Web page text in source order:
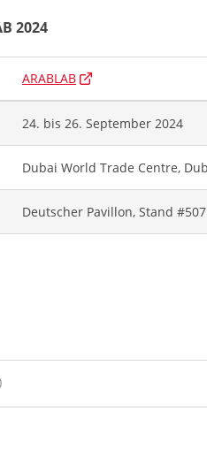
2024
ARABLAB
24. bis 26. September 2024
Dubai World Trade Centre,
Deutscher Pavillon, Stand #507